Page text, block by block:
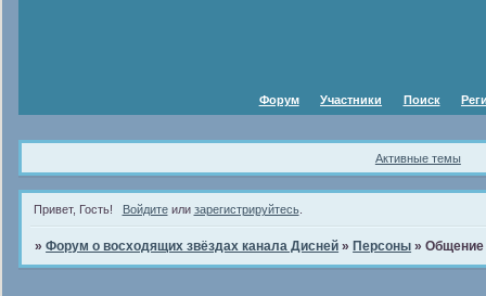
Форум Участники Поиск
Активные темы
Привет, Гость! Войдитеили зарегистрируйтесь.
»Форум о восходящих звёздах канала Дисней » Персоны »Общение